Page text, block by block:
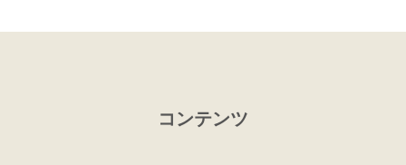
コンテンツ